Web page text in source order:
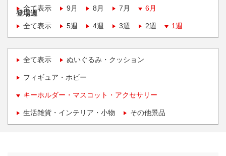
全て表示
9月 8月 7月 6月
登場週
全て表示
5週 4週 3週 2週 1週
全て表示 ぬいぐるみ・クッション
フィギュア・ホビー
キーホルダー・マスコット・アクセサリー
生活雑貨・インテリア・小物 その他景品